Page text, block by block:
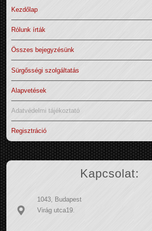
Kezdőlap
Rólunk írták
Összes bejegyzésünk
Sürgősségi szolgáltatás
Alapvetések
Adatvédelmi tájékoztató
Regisztráció
Kapcsolat:
1043, Budapest
Virág utca19.